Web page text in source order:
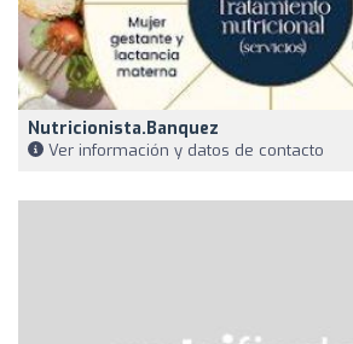
Nutricionista.banquez
Ver información y datos de contacto